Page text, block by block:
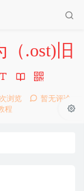
.ost)旧
浏览
暂无评论
程